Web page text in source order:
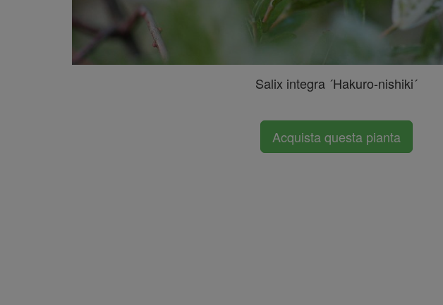
Salix integra ´Hakuro-nishiki´
Acquista questa pianta